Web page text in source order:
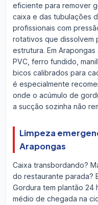
eficiente para remover
caixa e das tubulações
profissionais com
rotativos que dissolvem
estrutura. Em
PVC, ferro fundido,
bicos calibrados para
é especialmente
onde o acúmulo de
a sucção sozinha não
Limpeza
Arapongas
Caixa transbordando?
do restaurante parada?
Gordura tem plantão 24
médio de chegada na